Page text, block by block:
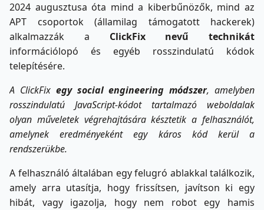
2024 augusztusa óta mind a kiberbűnözők, mind az
APT csoportok (államilag támogatott hackerek)
alkalmazzák a ClickFix nevű technikát
információlopó és egyéb rosszindulatú kódok
telepítésére.
A ClickFix egy social engineering módszer, amelyben
rosszindulatú JavaScript-kódot tartalmazó weboldalak
olyan műveletek végrehajtására késztetik a felhasználót,
amelynek eredményeként egy káros kód kerül a
rendszerükbe.
A felhasználó általában egy felugró ablakkal találkozik,
amely arra utasítja, hogy frissítsen, javítson ki egy
hibát, vagy igazolja, hogy nem robot egy hamis